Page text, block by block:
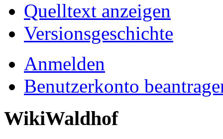
Quelltext anzeigen
Versionsgeschichte
Anmelden
Benutzerkonto
WikiWaldhof